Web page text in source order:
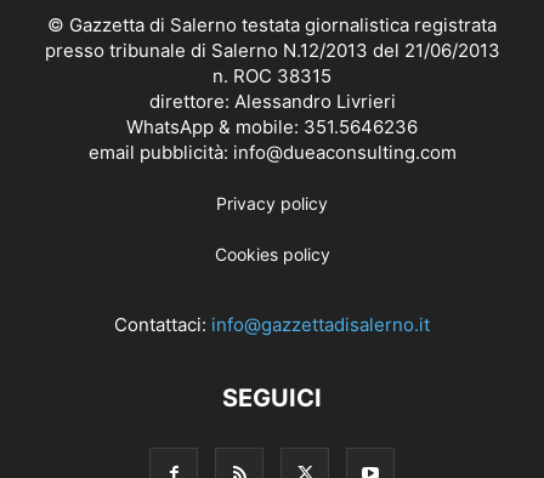
© Gazzetta di Salerno testata giornalistica registrata
presso tribunale di Salerno N.12/2013 del 21/06/2013
n. ROC 38315
direttore: Alessandro Livrieri
WhatsApp & mobile: 351.5646236
email pubblicità: info@dueaconsulting.com
Privacy policy
Cookies policy
Contattaci: info@gazzettadisalerno.it
SEGUICI